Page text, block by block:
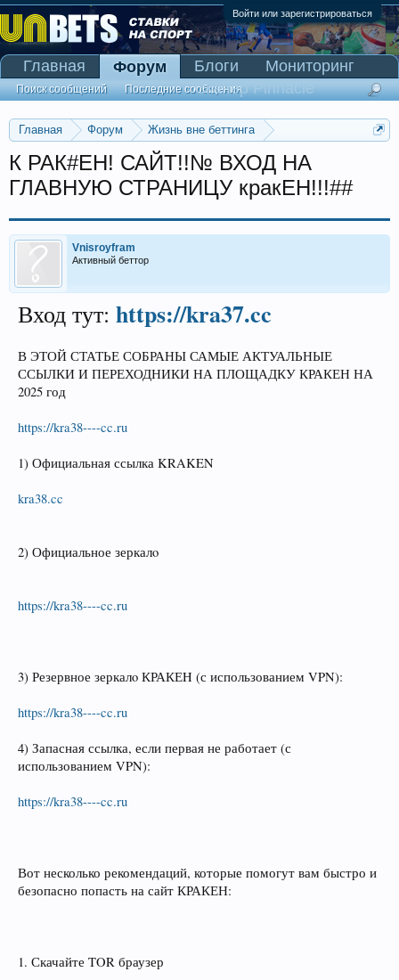
Войти или зарегистрироваться
Главная Форум
Жизнь вне беттинга
Реклама и коммерция
К РАК#ЕН! САЙТ!!№ ВХОД НА
ГЛАВНУЮ СТРАНИЦУ кракЕН!!!##
Vnisroyfram
Активный беттор
Вход тут: https://kra37.cc
В ЭТОЙ СТАТЬЕ СОБРАНЫ САМЫЕ АКТУАЛЬНЫЕ
ССЫЛКИ И ПЕРЕХОДНИКИ НА ПЛОЩАДКУ КРАКЕН НА
2025 год
https://kra38----cc.ru
1) Официальная ссылка KRAKEN
kra38.cc
2) Официальное зеркалo
https://kra38----cc.ru
3) Резервное зеркалo КРАКЕH (с использованием VPN):
https://kra38----cc.ru
4) Запасная ссылка, если первая не работает (с
использованием VPN):
https://kra38----cc.ru
Вот несколько рекомендаций, которые помогут вам быстро и
безопасно попасть на сайт КРАКЕН:
1. Скачайте TOR браузер
Главная Форум
Поиск сообщений Последние сообщения
Блоги
Мониторинг
Сканер Pinnacle